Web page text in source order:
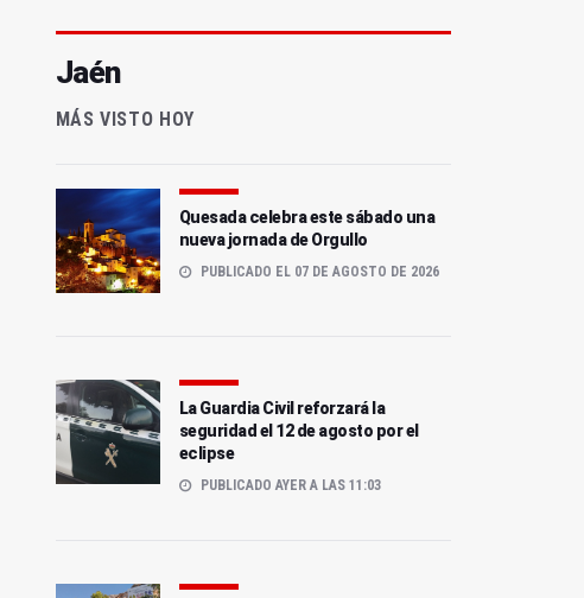
Jaén
MÁS VISTO HOY
Quesada celebra este sábado una
nueva jornada de Orgullo
PUBLICADO EL 07 DE AGOSTO DE 2026
La Guardia Civil reforzará la
seguridad el 12 de agosto por el
eclipse
PUBLICADO AYER A LAS 11:03